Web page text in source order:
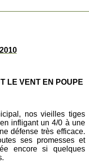
LE VENT EN POUPE
nos vieilles tiges
infligant un 4/0 à une
défense très efficace.
ses promesses et
encore si quelques